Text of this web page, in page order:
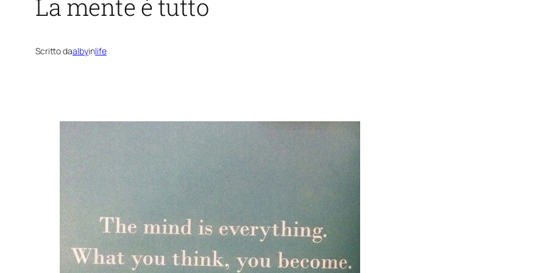
La mente è tutto
Scritto daalbyinlife